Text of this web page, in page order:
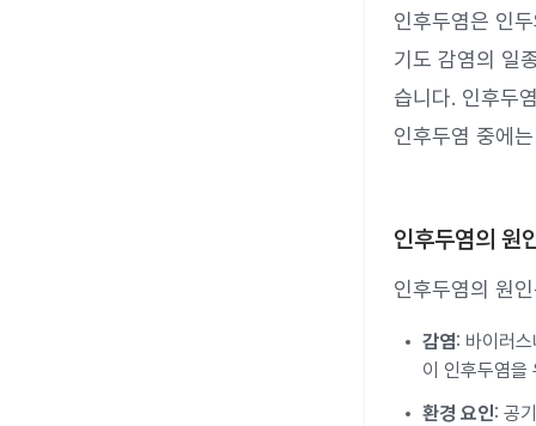
인후두염은 인
기도 감염의 일
습니다. 인후두
인후두염 중에
인후두염의 원
인후두염의 원
감염: 바이러
이 인후두염을
환경 요인: 공